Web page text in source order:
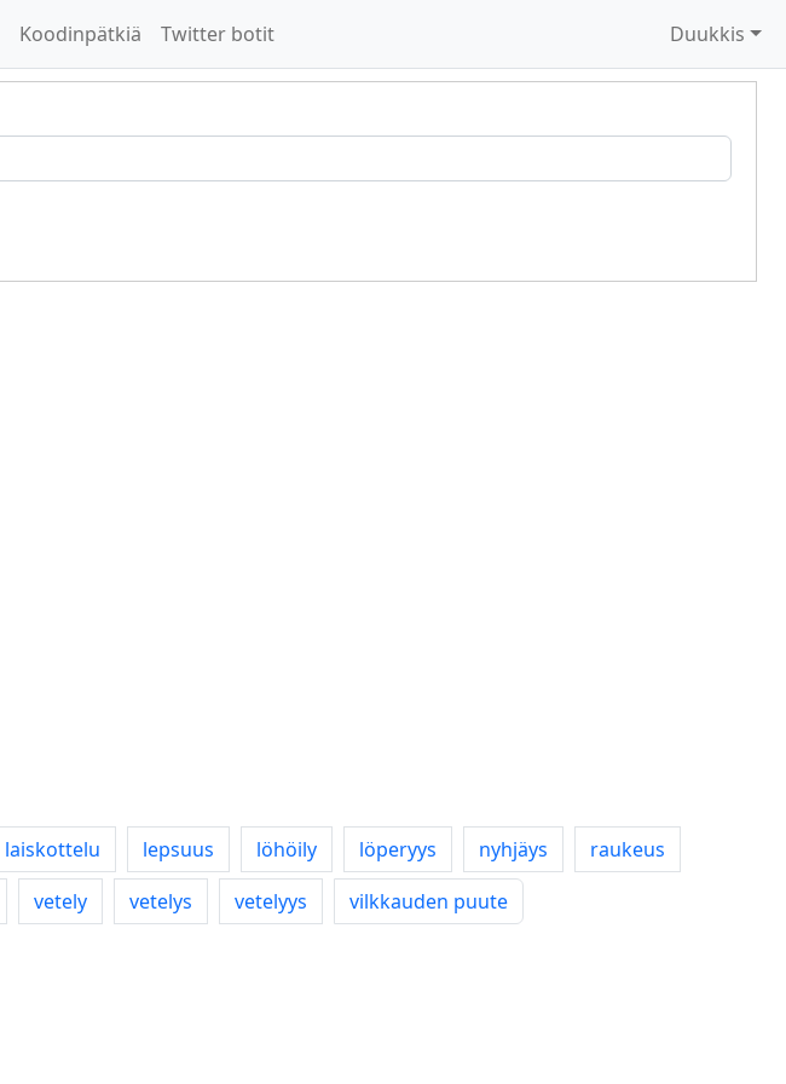
Koodinpätkiä Twitter botit Duukkis
laiskottelu lepsuus löhöily löperyys nyhjäys
raukeus
vetely vetelys vetelyys vilkkauden puute